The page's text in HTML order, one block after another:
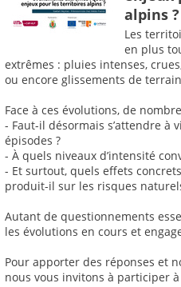
alpins ?
Les
en plus
extrêmes : pluies intenses,
ou encore glissements de
Face à ces évolutions, de
- Faut-il désormais s’attendre à
épisodes ?
- À quels niveaux d’intensité
- Et surtout, quels effets
produit-il sur les risques
Autant de questionnements
les évolutions en cours et
Pour apporter des réponses et
nous vous invitons à participer à